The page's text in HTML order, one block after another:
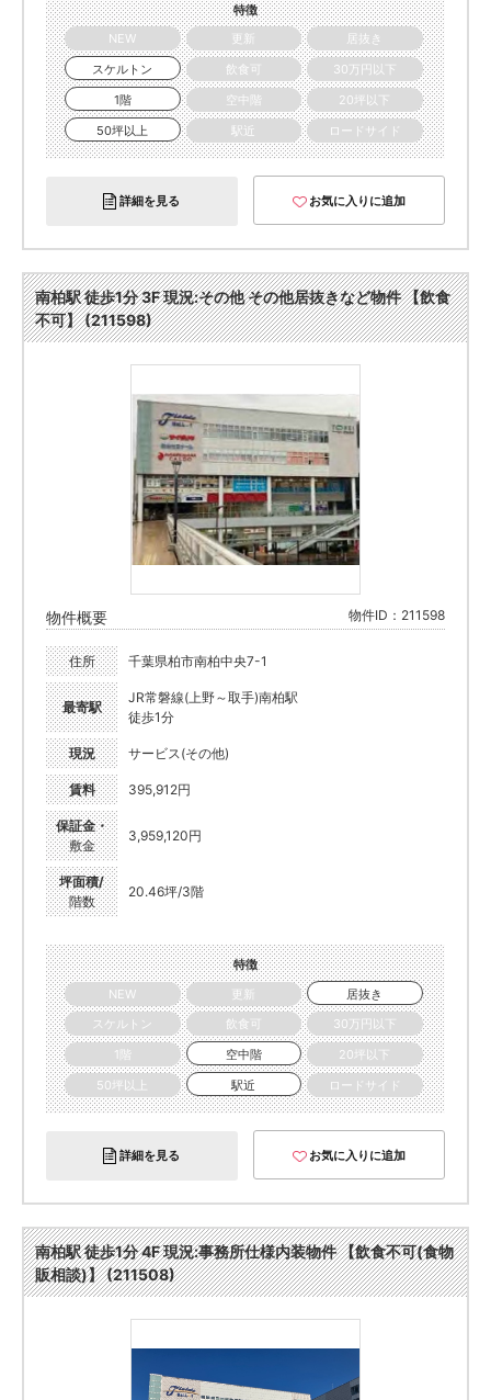
特徴
NEW
更新
居抜き
スケルトン
飲食可
30万円以下
1階
空中階
20坪以下
50坪以上
駅近 ロードサイド
詳細を見る お気に入りに追加
南柏駅 徒歩1分 3F 現況:その他 その他居抜きなど物件 【飲食
不可】 (211598)
物件概要 物件ID：211598
住所 千葉県柏市南柏中央7-1
最寄駅
JR常磐線(上野～取手)南柏駅
徒歩1分
現況 サービス(その他)
賃料 395,912円
保証金・
敷金
3,959,120円
坪面積/
階数
20.46坪/3階
特徴
NEW
更新
居抜き
スケルトン
飲食可
30万円以下
1階
空中階
20坪以下
50坪以上
駅近 ロードサイド
詳細を見る お気に入りに追加
南柏駅 徒歩1分 4F 現況:事務所仕様内装物件 【飲食不可(食物
販相談)】 (211508)